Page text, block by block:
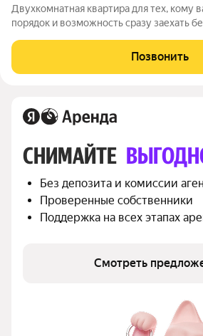
Двухкомнатная квартира для тех, кому
порядок и возможность сразу заехать
хранения и уже есть всё основное для
Большие шкафы позволяют
Позвонить
СНИМАЙТЕ
Без депозита и комиссии
Проверенные собственники
Поддержка на всех этапах
Смотреть